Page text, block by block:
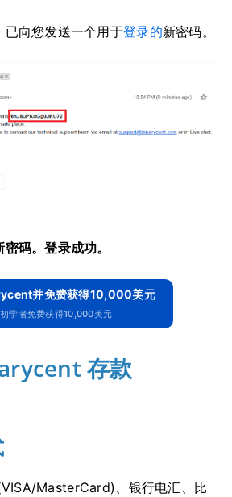
向您发送一个用于登录的新密码。
密码。登录成功。
并免费获得10,000美元
学者免费获得10,000美元
存款
MasterCard)、银行电汇、比